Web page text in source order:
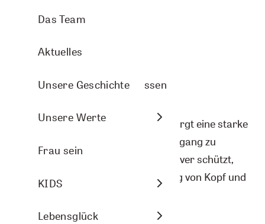
Aromasprays
Nasenbalsam
Arven- und Lavendelkissen
Raumbeduftung
Aromasphere
Zubehör und DIY
Themenwelten
Arve Wellness
Christmas
DIY-Ideen
Energie
Frau sein
KIDS
Lebensglück
Pflanzenporträts
Das Team
Aktuelles
Unsere Geschichte
Unsere Werte
Der schwere, würzig warme Duft birgt eine starke
Erdungskraft. Er ermöglicht uns Zugang zu
unseren Wurzeln und Gefühlen. Vetiver schützt,
zentriert und fördert die Verbindung von Kopf und